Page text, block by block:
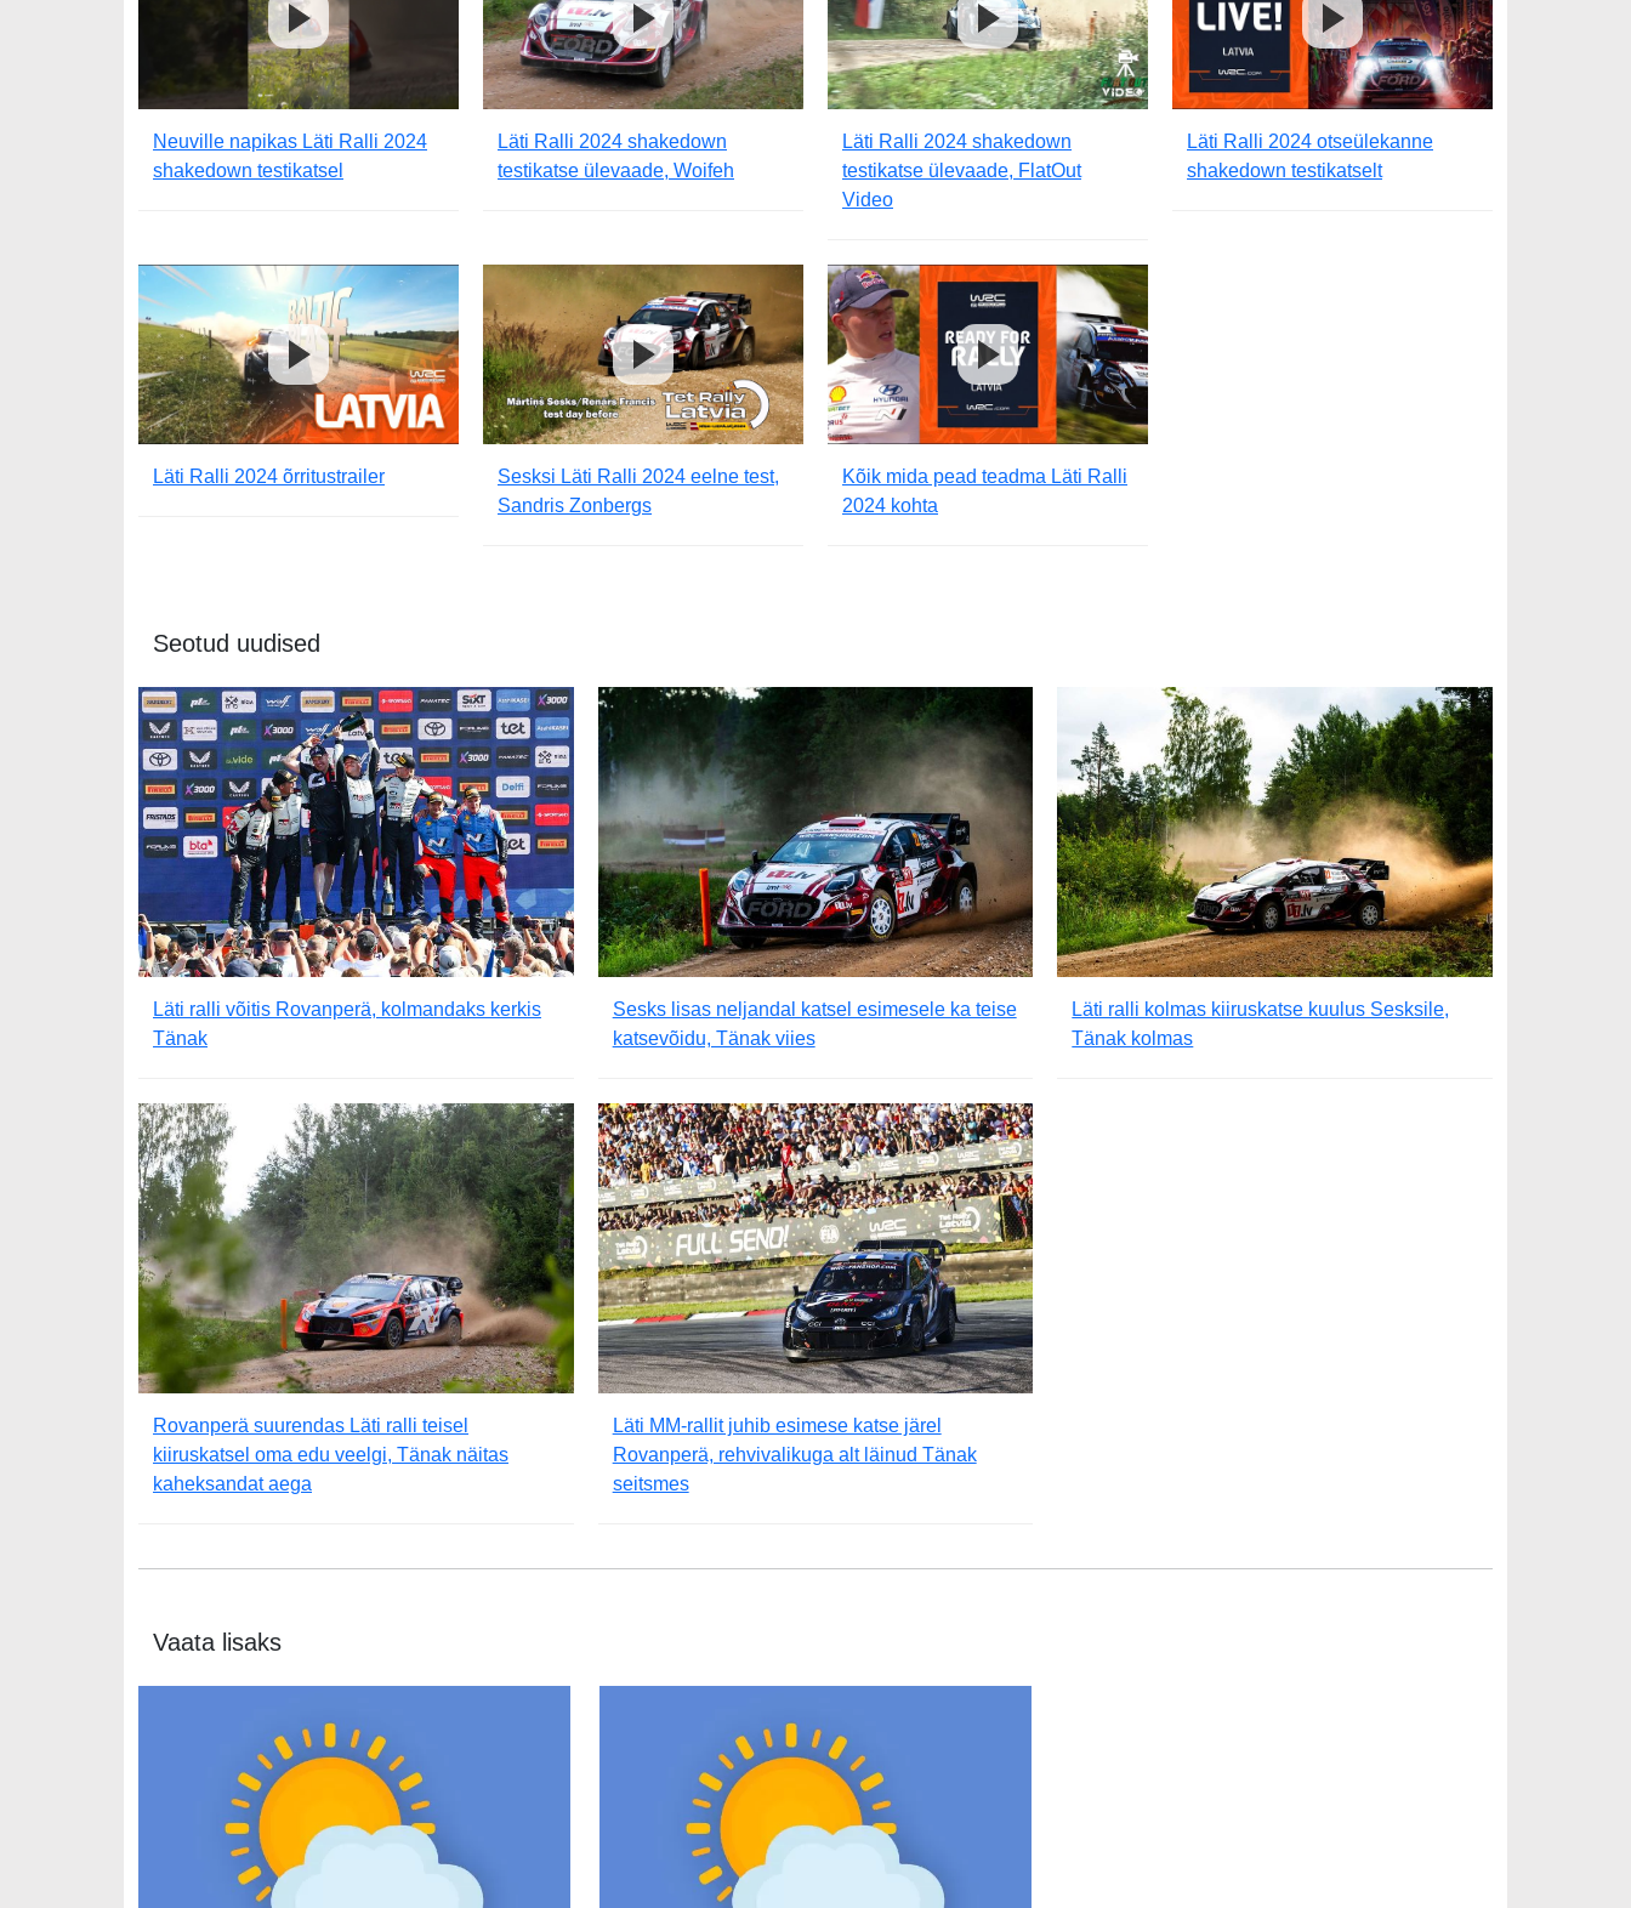
Neuville napikas Läti Ralli 2024
shakedown testikatsel
Läti Ralli 2024 shakedown
testikatse ülevaade, Woifeh
Läti Ralli 2024 shakedown
testikatse ülevaade, FlatOut
Video
Läti Ralli 2024 otseülekanne
shakedown testikatselt
Läti Ralli 2024 õrritustrailer
Sesksi Läti Ralli 2024 eelne test,
Sandris Zonbergs
Kõik mida pead teadma Läti Ralli
2024 kohta
Seotud uudised
Läti ralli võitis Rovanperä, kolmandaks kerkis
Tänak
Sesks lisas neljandal katsel esimesele ka teise
katsevõidu, Tänak viies
Läti ralli kolmas kiiruskatse kuulus Sesksile,
Tänak kolmas
Rovanperä suurendas Läti ralli teisel
kiiruskatsel oma edu veelgi, Tänak näitas
kaheksandat aega
Läti MM-rallit juhib esimese katse järel
Rovanperä, rehvivalikuga alt läinud Tänak
seitsmes
Vaata lisaks